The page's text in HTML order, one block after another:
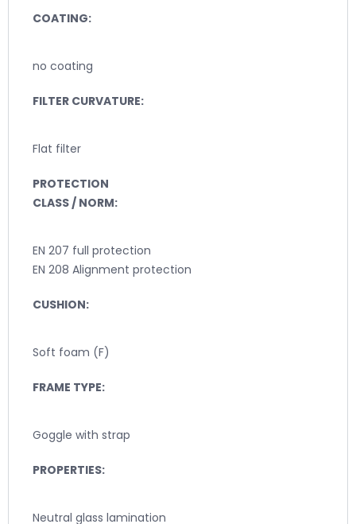
COATING:
no coating
FILTER CURVATURE:
Flat filter
PROTECTION
CLASS / NORM:
EN 207 full protection
EN 208 Alignment protection
CUSHION:
Soft foam (F)
FRAME TYPE:
Goggle with strap
PROPERTIES:
Neutral glass lamination